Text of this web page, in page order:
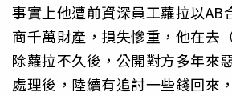
事實上他遭前資深員工蘿拉以AB
商千萬財產，損失慘重，他在去
除蘿拉不久後，公開對方多年來
處理後，陸續有追討一些錢回來